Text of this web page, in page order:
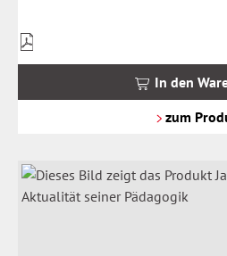
Preise
inkl.
In den
zum